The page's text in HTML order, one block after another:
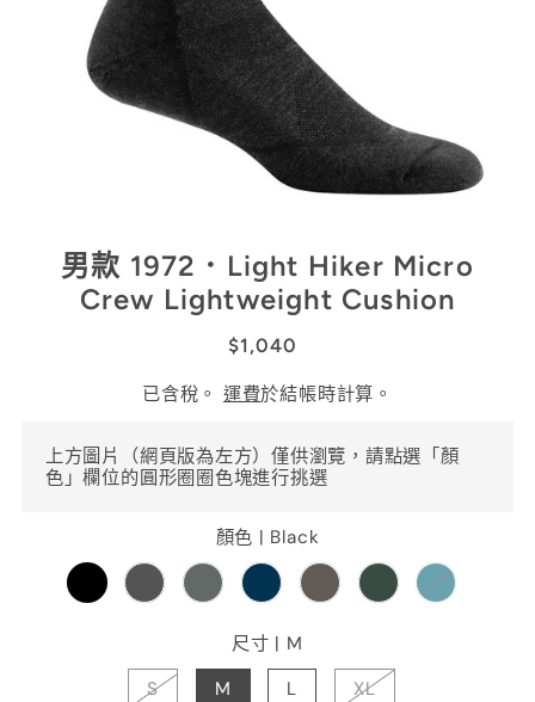
男款 1972．Light Hiker Micro
Crew Lightweight Cushion
$1,040
已含稅。 運費於結帳時計算。
上方圖片（網頁版為左方）僅供瀏覽，請點選「顏
色」欄位的圓形圈圈色塊進行挑選
顏色 | Black
尺寸 | M
S
M L XL